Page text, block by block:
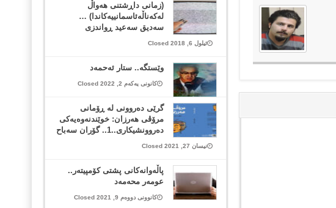
(زمانی داڕشتنی هه‌واڵ
له‌كه‌ناڵه‌ئاسمانییه‌كاندا) …
سه‌دیق سه‌عید ڕواندزی
ئیلول 6, 2018 Closed
وێستگه‌.. ستار ئه‌حمه‌د
کانونی یەکەم 2, 2022 Closed
گرێی دەروونی لە ڕۆمانی
مرۆڤی هەرزان: خوێندنەوەیەکی
دەروونشیکاری..1.. گۆران سەباح
نیسان 27, 2021 Closed
پاڵەوانەکانی پشتی کۆمپیتەر..
عومەر محەمەد
کانوونی دووەم 9, 2021 Closed